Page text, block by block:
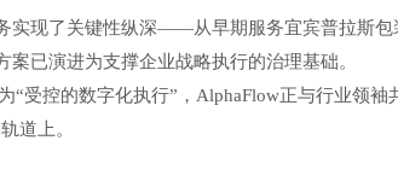
实现了关键性纵深——从早期服务宜宾普拉斯
已演进为支撑企业战略执行的治理基础。
“受控的数字化执行”，AlphaFlow正与行业领
道上。